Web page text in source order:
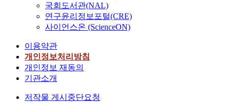
국회도서관(NAL)
연구윤리정보포털(CRE)
사이언스온 (ScienceON)
이용약관
개인정보처리방침
개인정보 재동의
기관소개
저작물 게시중단요청